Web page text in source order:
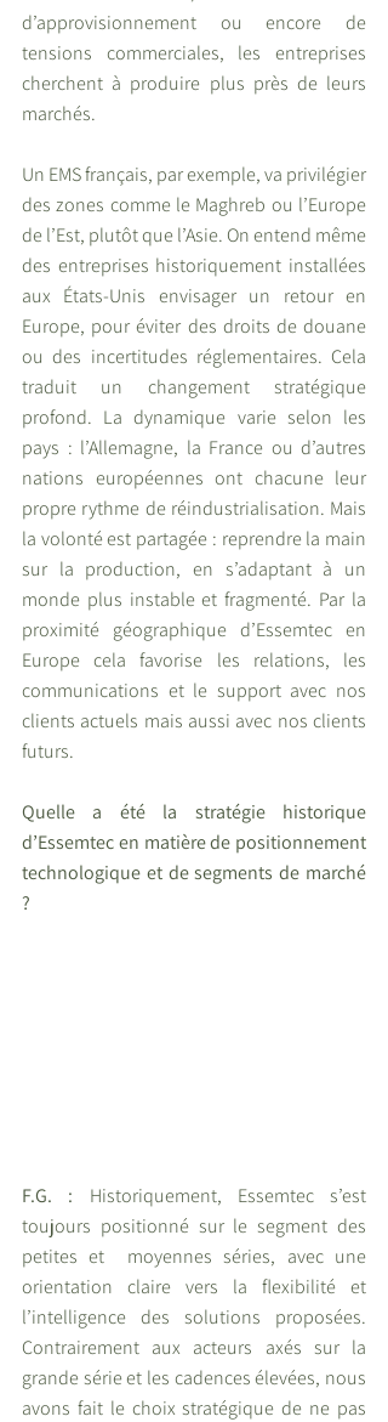
d’approvisionnement ou encore de
tensions commerciales, les entreprises
cherchent à produire plus près de leurs
marchés.
Un EMS français, par exemple, va privilégier
des zones comme le Maghreb ou l’Europe
de l’Est, plutôt que l’Asie. On entend même
des entreprises historiquement installées
aux États-Unis envisager un retour en
Europe, pour éviter des droits de douane
ou des incertitudes réglementaires. Cela
traduit un changement stratégique
profond. La dynamique varie selon les
pays : l’Allemagne, la France ou d’autres
nations européennes ont chacune leur
propre rythme de réindustrialisation. Mais
la volonté est partagée : reprendre la main
sur la production, en s’adaptant à un
monde plus instable et fragmenté. Par la
proximité géographique d’Essemtec en
Europe cela favorise les relations, les
communications et le support avec nos
clients actuels mais aussi avec nos clients
futurs.
Quelle a été la stratégie historique
d’Essemtec en matière de positionnement
technologique et de segments de marché
?
F.G. : Historiquement, Essemtec s’est
toujours positionné sur le segment des
petites et  moyennes séries, avec une
orientation claire vers la flexibilité et
l’intelligence des solutions proposées.
Contrairement aux acteurs axés sur la
grande série et les cadences élevées, nous
avons fait le choix stratégique de ne pas